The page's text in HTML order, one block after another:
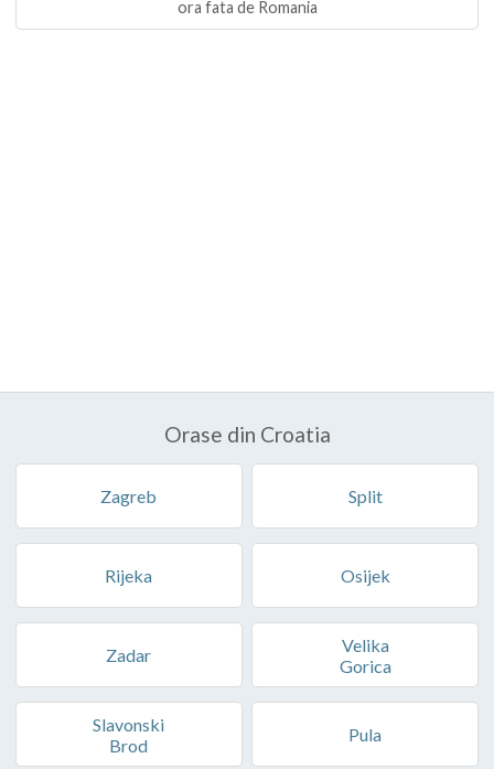
ora fata de Romania
Orase din Croatia
Zagreb Split
Rijeka Osijek
Zadar
Velika
Gorica
Slavonski
Brod
Pula